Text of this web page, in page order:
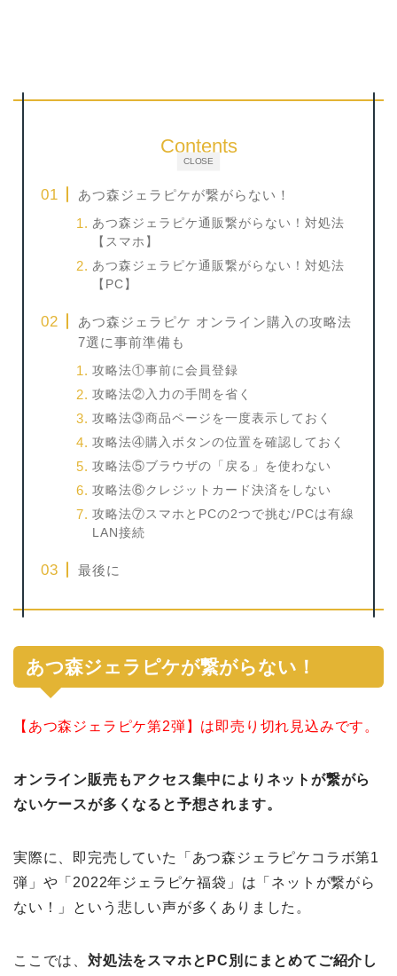
CLOSE
Contents
あつ森ジェラピケが繋がらない！
あつ森ジェラピケ通販繋がらない！対処法
【スマホ】
あつ森ジェラピケ通販繋がらない！対処法
【PC】
あつ森ジェラピケ オンライン購入の攻略法
7選に事前準備も
攻略法①事前に会員登録
攻略法②入力の手間を省く
攻略法③商品ページを一度表示しておく
攻略法④購入ボタンの位置を確認しておく
攻略法⑤ブラウザの「戻る」を使わない
攻略法⑥クレジットカード決済をしない
攻略法⑦スマホとPCの2つで挑む/PCは有線
LAN接続
最後に
あつ森ジェラピケが繋がらない！
【あつ森ジェラピケ第2弾】は即売り切れ見込みです。
オンライン販売もアクセス集中によりネットが繋がら
ないケースが多くなると予想されます。
実際に、即完売していた「あつ森ジェラピケコラボ第1
弾」や「2022年ジェラピケ福袋」は「ネットが繋がら
ない！」という悲しい声が多くありました。
ここでは、 対処法をスマホとPC別にまとめてご紹介し